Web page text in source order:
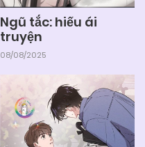
Ngũ tắc: hiếu ái
truyện
08/08/2025